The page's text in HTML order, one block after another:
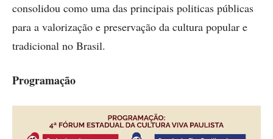
consolidou como uma das principais politicas públicas
para a valorização e preservação da cultura popular e
tradicional no Brasil.
Programação